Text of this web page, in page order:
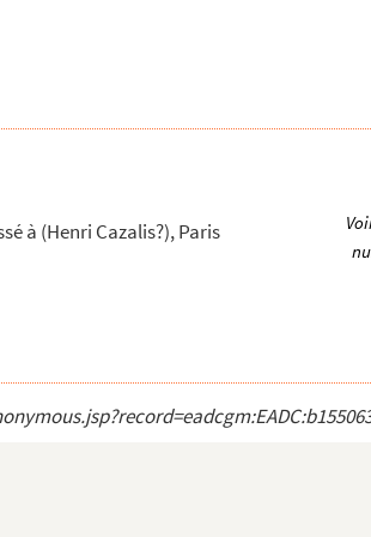
à (Henri Cazalis?), Paris